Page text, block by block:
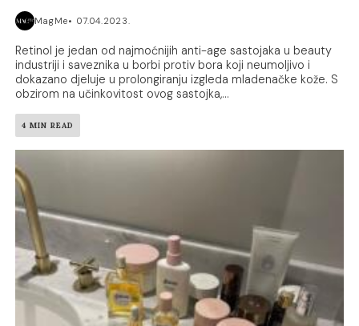
MagMe 07.04.2023.
Retinol je jedan od najmoćnijih anti-age sastojaka u beauty
industriji i saveznika u borbi protiv bora koji neumoljivo i
dokazano djeluje u prolongiranju izgleda mladenačke kože. S
obzirom na učinkovitost ovog sastojka,...
4 MIN READ